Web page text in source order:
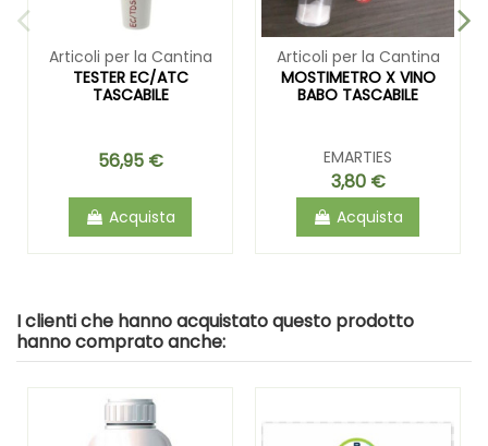
Articoli per la Cantina
TESTER EC/ATC
TASCABILE
56,95 €
Acquista
Articoli per la Cantina
MOSTIMETRO X VINO
BABO TASCABILE
EMARTIES
3,80 €
Acquista
I clienti che hanno acquistato questo prodotto
hanno comprato anche: